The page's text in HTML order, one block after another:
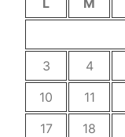
L M
3
4
10
11
17
18